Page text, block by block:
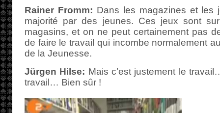
Rainer Fromm: Dans les magazines et les
majorité par des jeunes. Ces jeux sont
magasins, et on ne peut certainement pas
de faire le travail qui incombe normalement
de la Jeunesse.
Jürgen Hilse: Mais c’est justement le
travail… Bien sûr !